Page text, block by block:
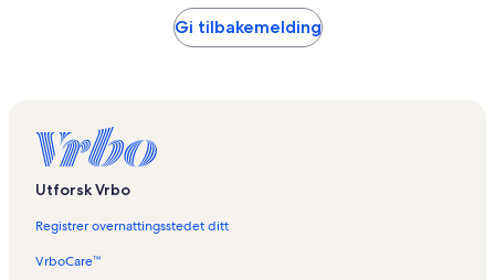
Gi tilbakemelding
Utforsk Vrbo
Registrer overnattingsstedet ditt
VrboCare™